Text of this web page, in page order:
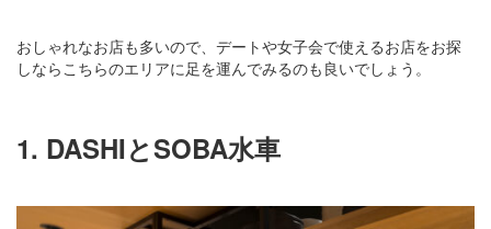
おしゃれなお店も多いので、デートや女子会で使えるお店をお探
しならこちらのエリアに足を運んでみるのも良いでしょう。
1. DASHIとSOBA水車